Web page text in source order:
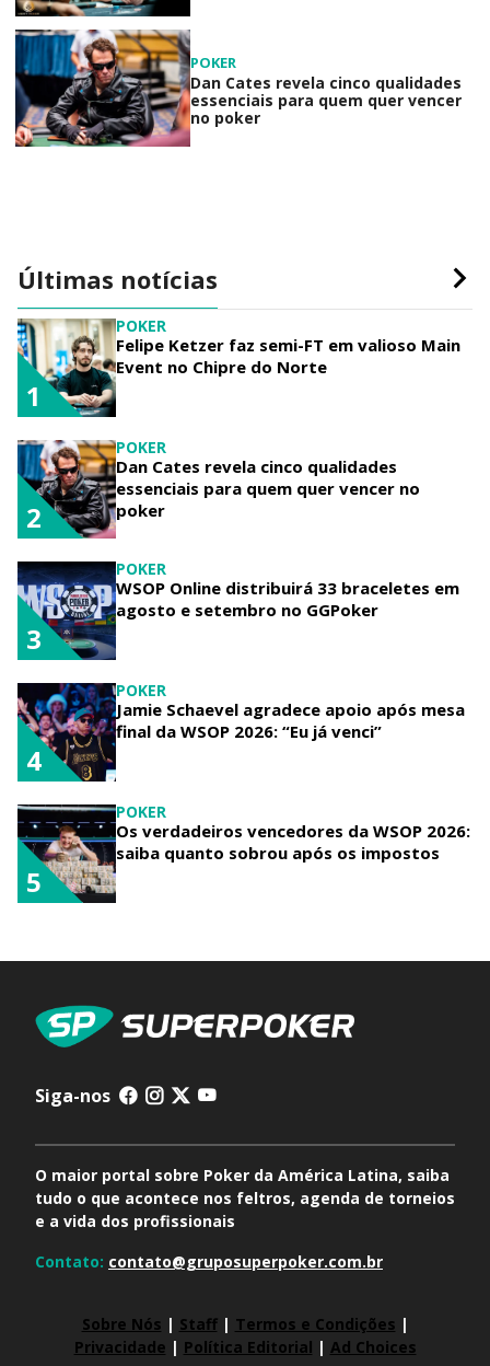
POKER
Dan Cates revela cinco qualidades
essenciais para quem quer vencer
no poker
Últimas notícias
POKER
Felipe Ketzer faz semi-FT em valioso Main
Event no Chipre do Norte
1
POKER
Dan Cates revela cinco qualidades
essenciais para quem quer vencer no
poker
2
POKER
WSOP Online distribuirá 33 braceletes em
agosto e setembro no GGPoker
3
POKER
Jamie Schaevel agradece apoio após mesa
final da WSOP 2026: “Eu já venci”
4
POKER
Os verdadeiros vencedores da WSOP 2026:
saiba quanto sobrou após os impostos
5
Siga-nos
O maior portal sobre Poker da América Latina, saiba
tudo o que acontece nos feltros, agenda de torneios
e a vida dos profissionais
Contato: contato@gruposuperpoker.com.br
Sobre Nós | Staff| Termos e Condições |
Privacidade | Política Editorial | Ad Choices